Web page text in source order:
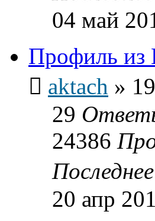
04 май
Профиль из
aktach »
29
24386
20 апр